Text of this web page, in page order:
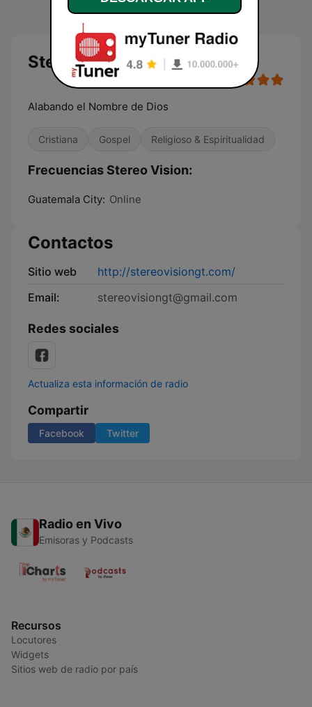
Stereo Vision
Alabando el Nombre de Dios
Cristiana Gospel Religioso & Espiritualidad
Frecuencias Stereo Vision:
Guatemala City: Online
Contactos
Sitio web
http://stereovisiongt.com/
Email:
stereovisiongt@gmail.com
Redes sociales
Actualiza esta información de radio
Compartir
Facebook Twitter
Radio en Vivo
Emisoras y Podcasts
Recursos
Locutores
Widgets
Sitios web de radio por país